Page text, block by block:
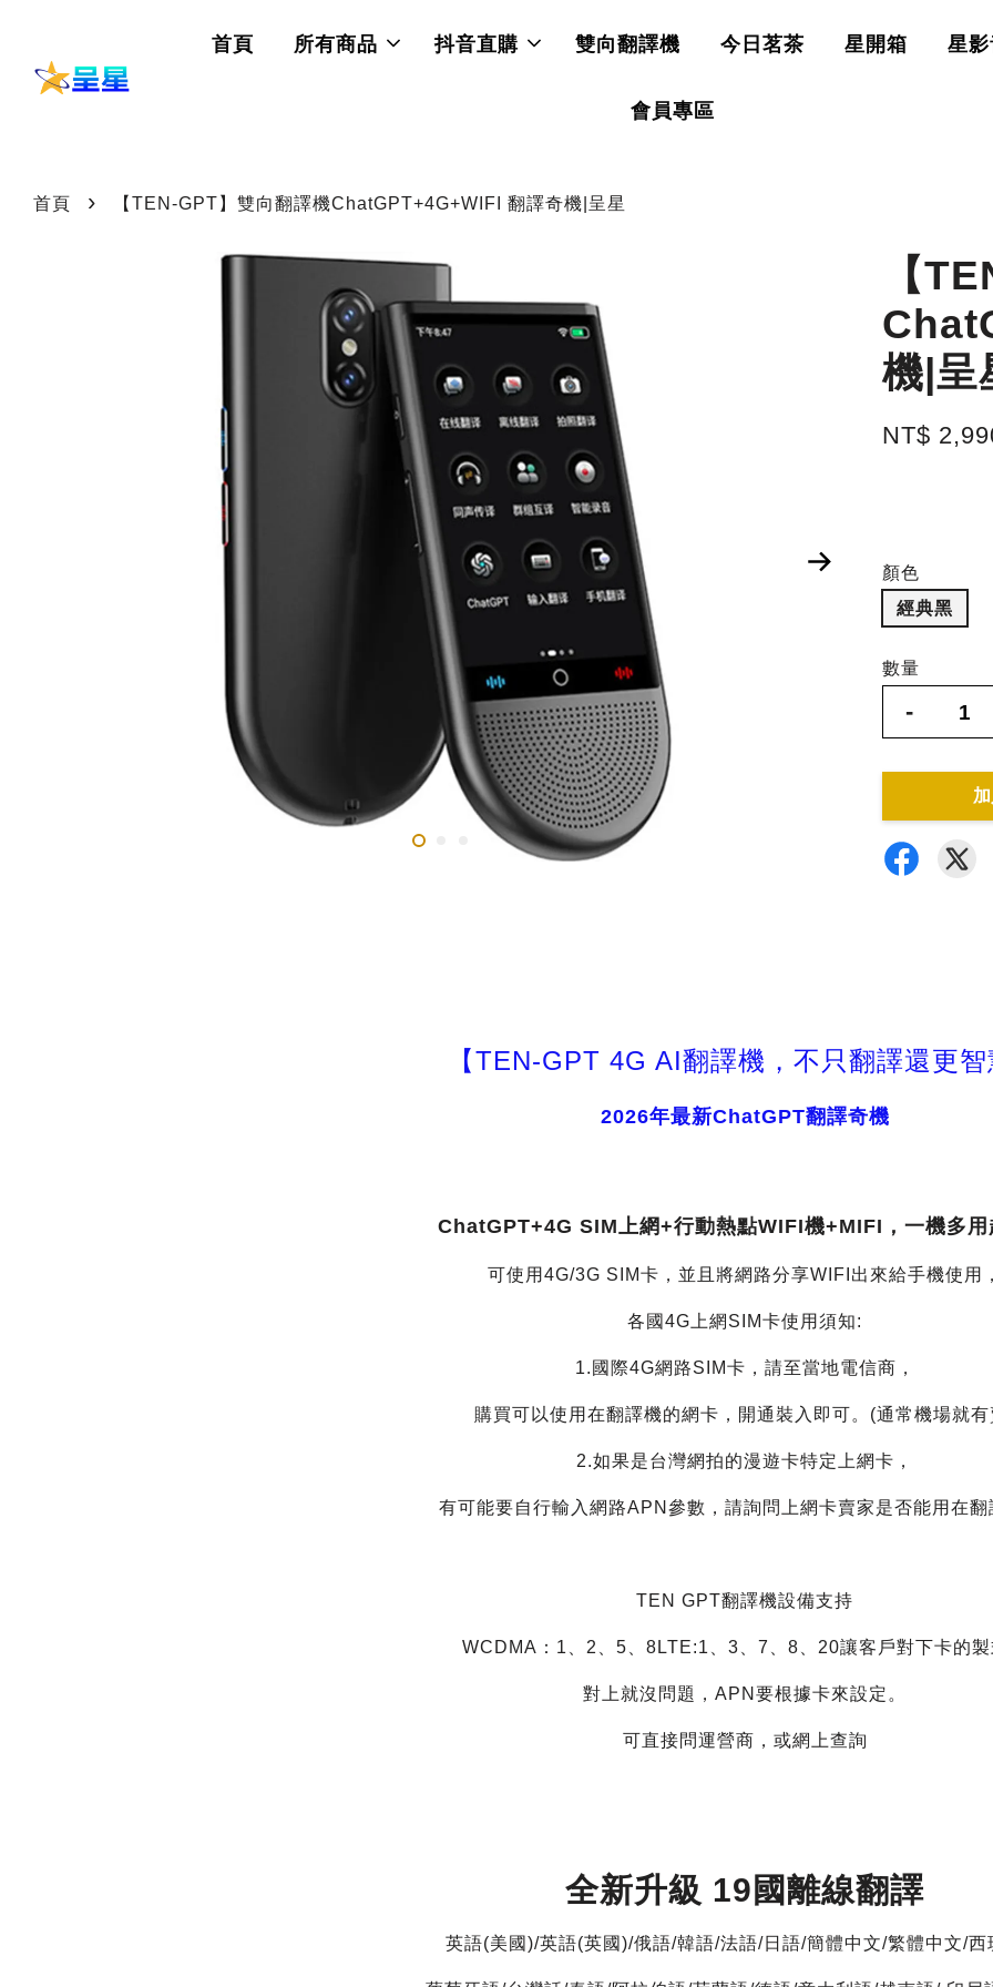
首頁 所有商品 抖音直購 雙向翻譯機 今日茗茶 星開箱 星影
會員專區
首頁 › 【TEN-GPT】雙向翻譯機ChatGPT+4G+WIFI 翻譯奇機|呈星
【
機|呈
NT$
顏色
經典黑
數量
-
【TEN-GPT 4G AI翻譯機，不只翻譯還更智
2026年最新ChatGPT翻譯奇機
ChatGPT+4G SIM上網+行動熱點WIFI機+MIFI，一機多用
可使用4G/3G SIM卡，並且將網路分享WIFI出來給手機使用，
各國4G上網SIM卡使用須知:
1.國際4G網路SIM卡，請至當地電信商，
購買可以使用在翻譯機的網卡，開通裝入即可。(通常機場就有
2.如果是台灣網拍的漫遊卡特定上網卡，
有可能要自行輸入網路APN參數，請詢問上網卡賣家是否能用在翻
TEN GPT翻譯機設備支持
WCDMA：1、2、5、8LTE:1、3、7、8、20讓客戶對下卡的製
對上就沒問題，APN要根據卡來設定。
可直接問運營商，或網上查詢
全新升級 19國離線翻譯
英語(美國)/英語(英國)/俄語/韓語/法語/日語/簡體中文/繁體中文/西